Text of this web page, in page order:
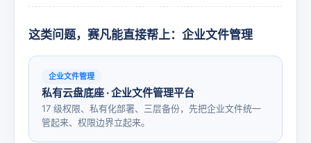
这类问题，赛凡能直接帮上：企业文件管理
企业文件管理
私有云盘底座 · 企业文件管理平台
17 级权限、私有化部署、三层备份，先把企业文件统一
管起来、权限边界立起来。